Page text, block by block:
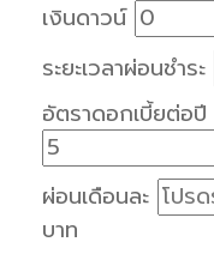
เงินดาวน์
ระยะเวลาผ่อนชำระ
อัตราดอกเบี้ยต่อปี
ผ่อนเดือนละ
บาท